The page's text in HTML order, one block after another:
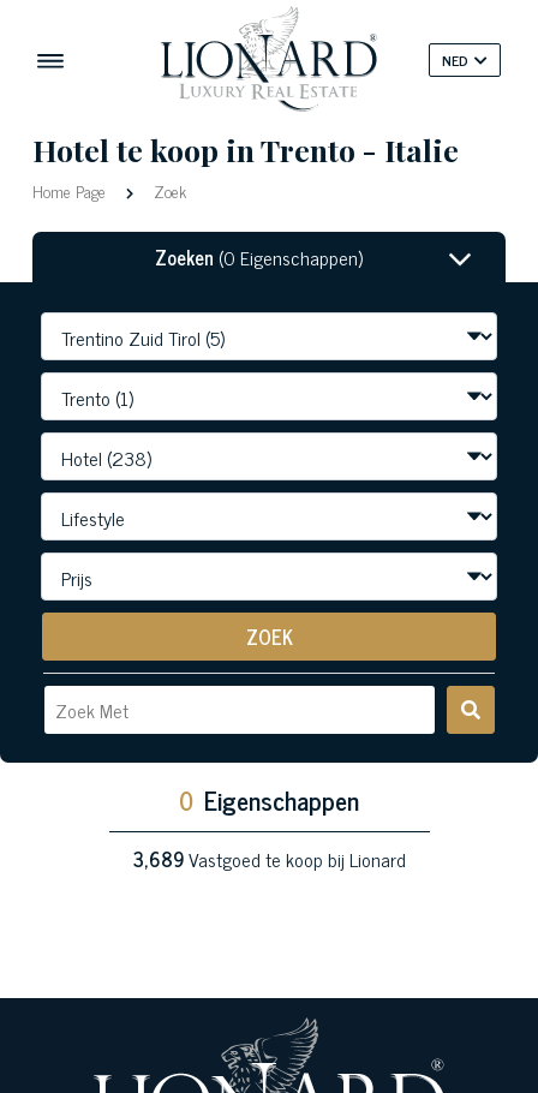
NED
Hotel te koop in Trento - Italie
Home Page Zoek
Zoeken (0 Eigenschappen)
ZOEK
0 Eigenschappen
3,689Vastgoed te koop bij Lionard